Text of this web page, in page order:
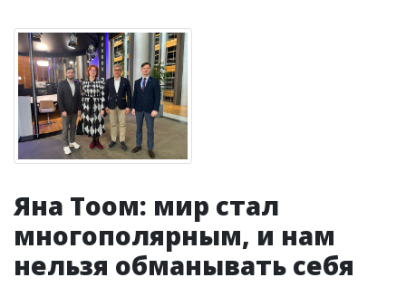
Яна Тоом: мир стал
многополярным, и нам
нельзя обманывать себя